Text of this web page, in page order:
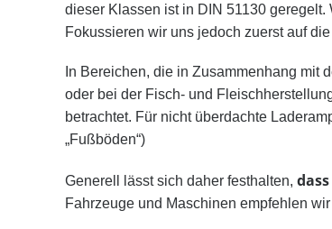
dieser Klassen ist in DIN 51130
Fokussieren wir uns jedoch zuerst auf
In Bereichen, die in Zusammenhang mit
oder bei der Fisch- und
betrachtet. Für nicht überdachte
„Fußböden“)
Generell lässt sich daher festhalten,
Fahrzeuge und Maschinen empfehlen